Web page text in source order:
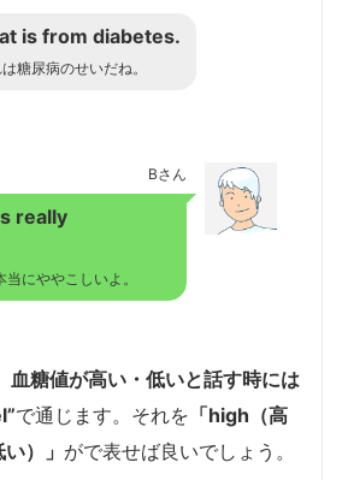
is from diabetes.
糖尿病のせいだね。
Bさん
really
にややこしいよ。
血糖値が高い・低いと話す時には
で通じます。それを 「high（高
）」 がで表せば良いでしょう。